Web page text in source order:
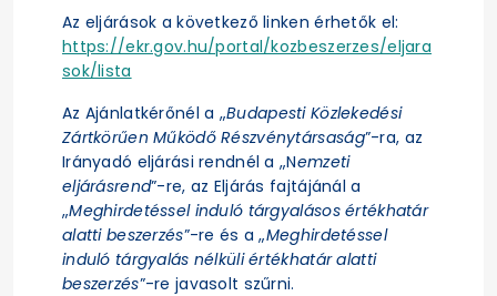
Az eljárások a következő linken érhetők el:
https://ekr.gov.hu/portal/kozbeszerzes/eljara
sok/lista
Az Ajánlatkérőnél a „Budapesti Közlekedési
Zártkörűen Működő Részvénytársaság”-ra, az
Irányadó eljárási rendnél a „Nemzeti
eljárásrend”-re, az Eljárás fajtájánál a
„Meghirdetéssel induló tárgyalásos értékhatár
alatti beszerzés”-re és a „Meghirdetéssel
induló tárgyalás nélküli értékhatár alatti
beszerzés”-re javasolt szűrni.